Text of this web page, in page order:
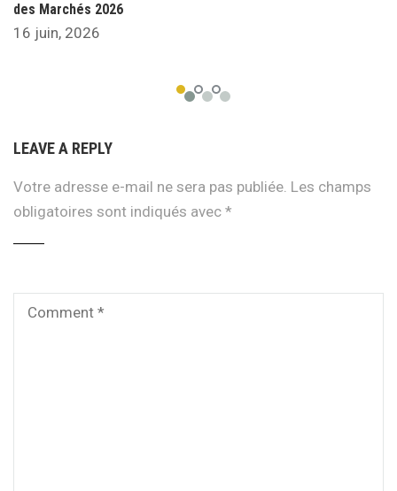
des Marchés 2026
16 juin, 2026
LEAVE A REPLY
Votre adresse e-mail ne sera pas publiée. Les champs
obligatoires sont indiqués avec *